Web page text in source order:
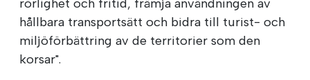
rörlighet och fritid, främja användningen av
hållbara transportsätt och bidra till turist- och
miljöförbättring av de territorier som den
korsar".